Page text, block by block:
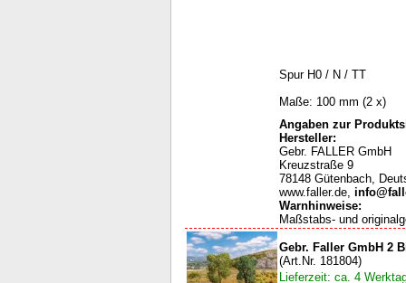
Spur H0 / N / TT
Maße: 100 mm (2 x)
Angaben zur
Hersteller:
Gebr. FALLER GmbH
Kreuzstraße 9
78148 Gütenbach,
www.faller.de,
Warnhinweise:
Maßstabs- und
Gebr. Faller GmbH 2
(Art.Nr. 181804)
Lieferzeit: ca. 4